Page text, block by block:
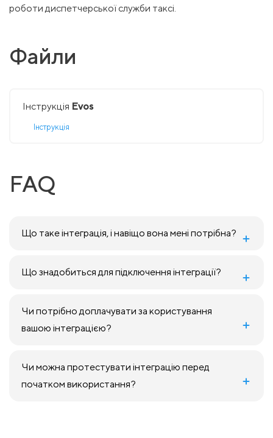
роботи диспетчерської служби таксі.
Файли
Інструкція Evos
Інструкція
FAQ
Що таке інтеграція, і навіщо вона мені потрібна?
Що знадобиться для підключення інтеграції?
Чи потрібно доплачувати за користування
вашою інтеграцією?
Чи можна протестувати інтеграцію перед
початком використання?